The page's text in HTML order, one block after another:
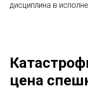
дисциплина в
цена